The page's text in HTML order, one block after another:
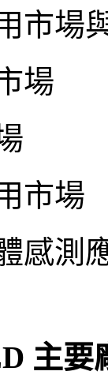
市場
場
市場
感測
主要